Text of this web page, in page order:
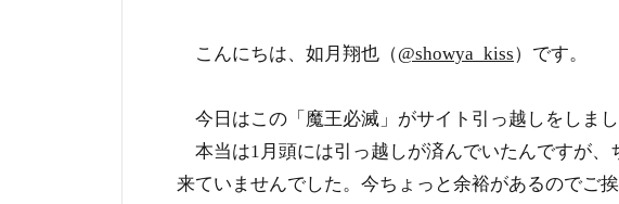
こんにちは、如月翔也（@showya_kiss）です。
今日はこの「魔王必滅」がサイト引っ越しをしまし
本当は1月頭には引っ越しが済んでいたんですが、
来ていませんでした。今ちょっと余裕があるのでご